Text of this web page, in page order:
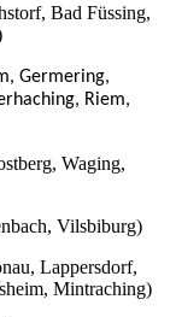
Bad Füssing,
Germering,
Riem,
Waging,
Vilsbiburg)
Lappersdorf,
Mintraching)